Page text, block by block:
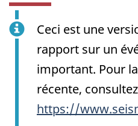
Ceci est une
rapport sur un
important. Pour
récente, consultez
https://